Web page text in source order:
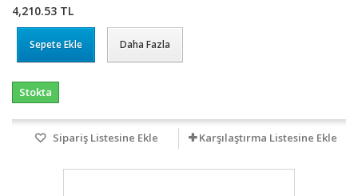
4,210.53 TL
Sepete Ekle Daha Fazla
Stokta
Sipariş Listesine Ekle Karşılaştırma Listesine Ekle